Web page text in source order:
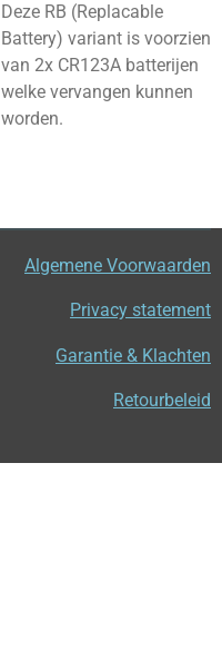
Deze RB (Replacable
Battery) variant is voorzien
van 2x CR123A batterijen
welke vervangen kunnen
worden.
Algemene Voorwaarden
Privacy statement
Garantie & Klachten
Retourbeleid